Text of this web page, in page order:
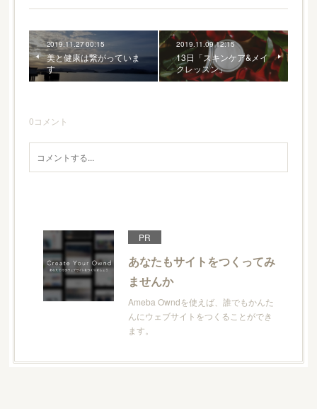
2019.11.27 00:15
美と健康は繋がっていま
す
2019.11.09 12:15
13日「スキンケア&メイ
クレッスン」
0コメント
PR
あなたもサイトをつくってみ
ませんか
Ameba Owndを使えば、誰でもかんた
んにウェブサイトをつくることができ
ます。